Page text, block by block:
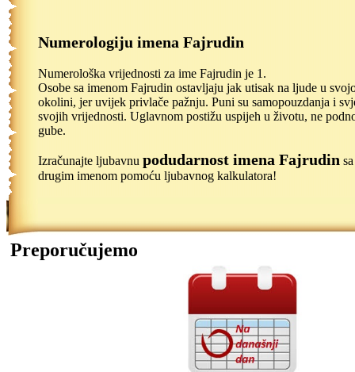
Numerologiju imena Fajrudin
Numerološka vrijednosti za ime Fajrudin je 1.
Osobe sa imenom Fajrudin ostavljaju jak utisak na ljude u
okolini, jer uvijek privlače pažnju. Puni su samopouzdanja i
svojih vrijednosti. Uglavnom postižu uspijeh u životu, ne
gube.
Izračunajte ljubavnu podudarnost imena Fajrudin
drugim imenom pomoću ljubavnog kalkulatora!
Preporučujemo